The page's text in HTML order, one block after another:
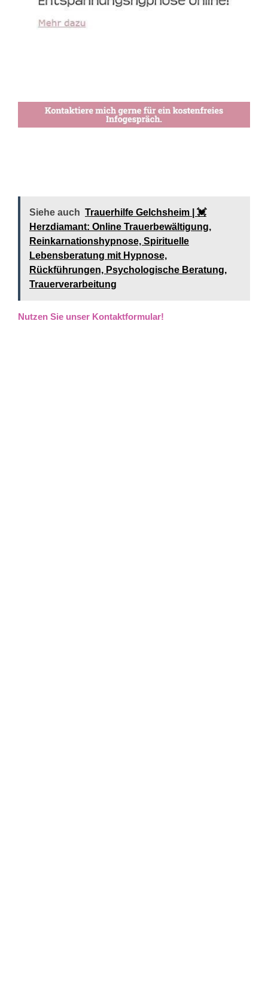
Siehe auch Trauerhilfe Gelchsheim | 💓️️
Herzdiamant: Online Trauerbewältigung,
Reinkarnationshypnose, Spirituelle
Lebensberatung mit Hypnose,
Rückführungen, Psychologische Beratung,
Trauerverarbeitung
Nutzen Sie unser Kontaktformular!